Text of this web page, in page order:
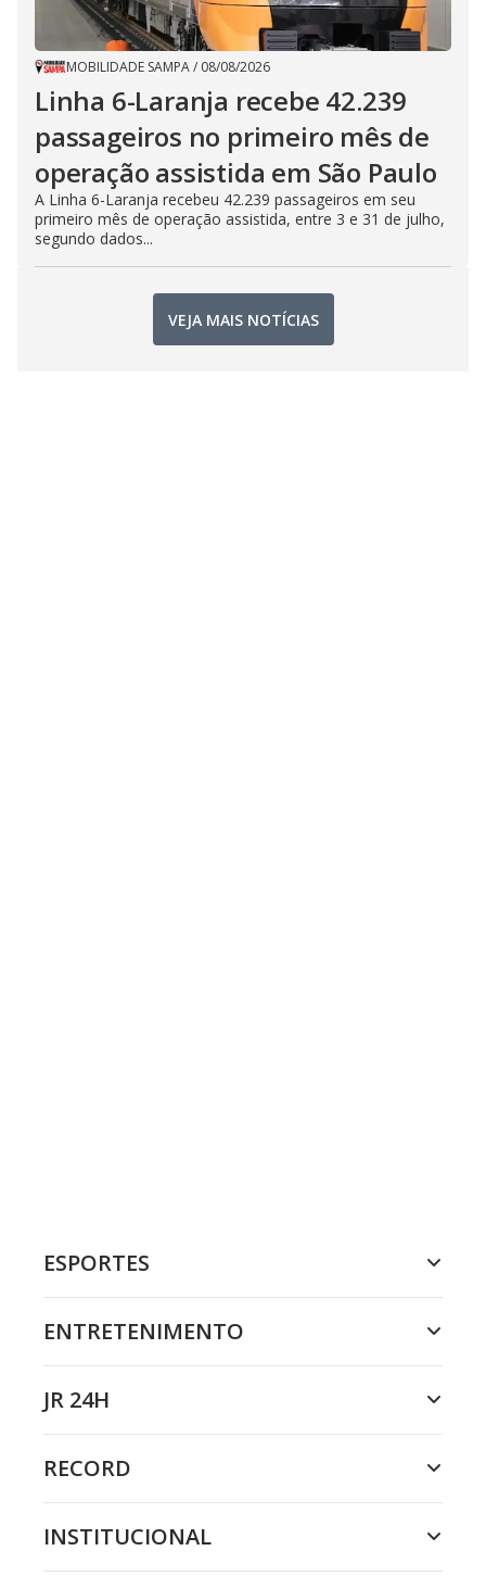
MOBILIDADE SAMPA/ 08/08/2026
Linha 6-Laranja recebe 42.239
passageiros no primeiro mês de
operação assistida em São Paulo
A Linha 6-Laranja recebeu 42.239 passageiros em seu
primeiro mês de operação assistida, entre 3 e 31 de julho,
segundo dados...
VEJA MAIS NOTÍCIAS
ESPORTES
ENTRETENIMENTO
JR 24H
RECORD
INSTITUCIONAL